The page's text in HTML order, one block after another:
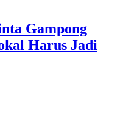
Gampong
Harus Jadi